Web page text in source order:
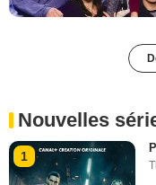
Nouvelles
1